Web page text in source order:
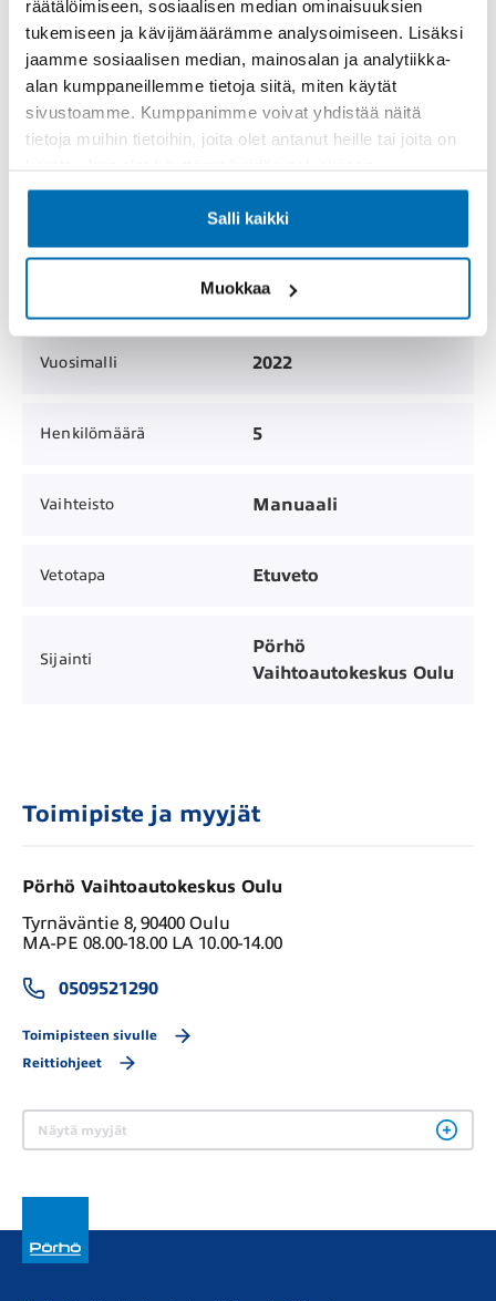
räätälöimiseen, sosiaalisen median ominaisuuksien
tukemiseen ja kävijämäärämme analysoimiseen. Lisäksi
jaamme sosiaalisen median, mainosalan ja analytiikka-
alan kumppaneillemme tietoja siitä, miten käytät
sivustoamme. Kumppanimme voivat yhdistää näitä
tietoja muihin tietoihin, joita olet antanut heille tai joita on
Salli kaikki
Muokkaa
Hinta MYYTY
Korimalli
Henkilöauto /
Viistoperä
57 000 km
5
Vuosimalli 2022
Henkilömäärä 5
Vaihteisto Manuaali
Vetotapa Etuveto
Sijainti
Pörhö
Vaihtoautokeskus Oulu
Toimipiste ja myyjät
Pörhö Vaihtoautokeskus Oulu
Tyrnäväntie 8, 90400 Oulu
MA-PE 08.00-18.00 LA 10.00-14.00
0509521290
Toimipisteen sivulle
Reittiohjeet
Näytä myyjät